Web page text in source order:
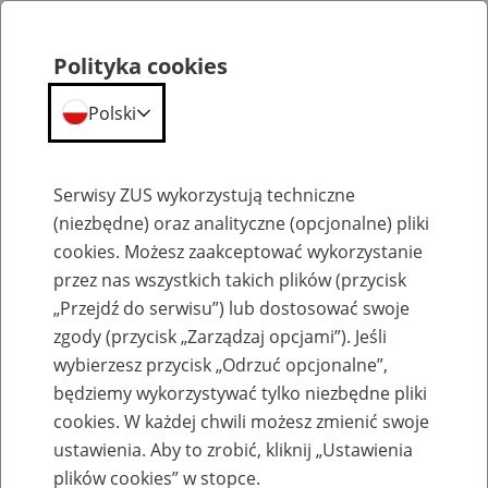
Emerytury
Baza zlikwidowanych lub
przekształconych zakładów pracy
Polityka cookies
Polski
Serwisy ZUS wykorzystują techniczne
(niezbędne) oraz analityczne (opcjonalne) pliki
cookies. Możesz zaakceptować wykorzystanie
przez nas wszystkich takich plików (przycisk
„Przejdź do serwisu”) lub dostosować swoje
zgody (przycisk „Zarządzaj opcjami”). Jeśli
wybierzesz przycisk „Odrzuć opcjonalne”,
będziemy wykorzystywać tylko niezbędne pliki
cookies. W każdej chwili możesz zmienić swoje
ustawienia. Aby to zrobić, kliknij „Ustawienia
plików cookies” w stopce.